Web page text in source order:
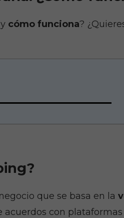
y cómo funciona?
que se basa en la
con